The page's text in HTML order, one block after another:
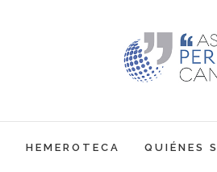
HEMEROTECA QUIÉNES